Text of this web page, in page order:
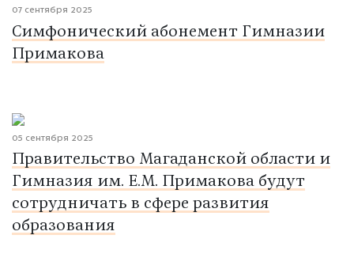
07 сентября 2025
Симфонический абонемент Гимназии
Примакова
05 сентября 2025
Правительство Магаданской области и
Гимназия им. Е.М. Примакова будут
сотрудничать в сфере развития
образования